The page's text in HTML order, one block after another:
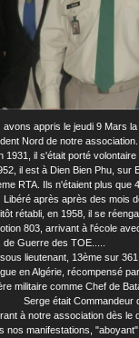
avons appris le jeudi 9 Mars
Nord de notre association.
1931, il s'était porté
il est à Dien Bien Phu, sur
RTA. Ils n'étaient plus que
Libéré après après des mois
rétabli, en 1958, il se
803, arrivant à l'école
de Guerre des TOE.....
lieutenant, 13ème sur
en Algérie, récompensé
militaire comme Chef de
était Commandeur de
à notre association dès le
nos manifestations,